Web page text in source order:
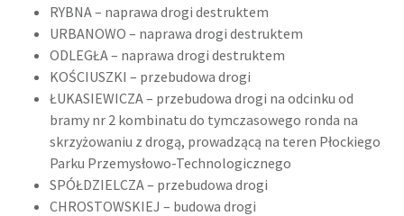
RYBNA – naprawa drogi destruktem
URBANOWO – naprawa drogi destruktem
ODLEGŁA – naprawa drogi destruktem
KOŚCIUSZKI – przebudowa drogi
ŁUKASIEWICZA – przebudowa drogi na odcinku od
bramy nr 2 kombinatu do tymczasowego ronda na
skrzyżowaniu z drogą, prowadzącą na teren Płockiego
Parku Przemysłowo-Technologicznego
SPÓŁDZIELCZA – przebudowa drogi
CHROSTOWSKIEJ – budowa drogi